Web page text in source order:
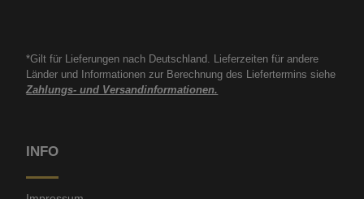
*Gilt für Lieferungen nach Deutschland. Lieferzeiten für andere
Länder und Informationen zur Berechnung des Liefertermins siehe
Zahlungs- und Versandinformationen.
INFO